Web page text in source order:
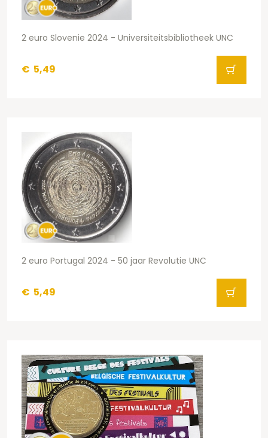
2 euro Slovenie 2024 - Universiteitsbibliotheek UNC
€ 5,49
2 euro Portugal 2024 - 50 jaar Revolutie UNC
€ 5,49